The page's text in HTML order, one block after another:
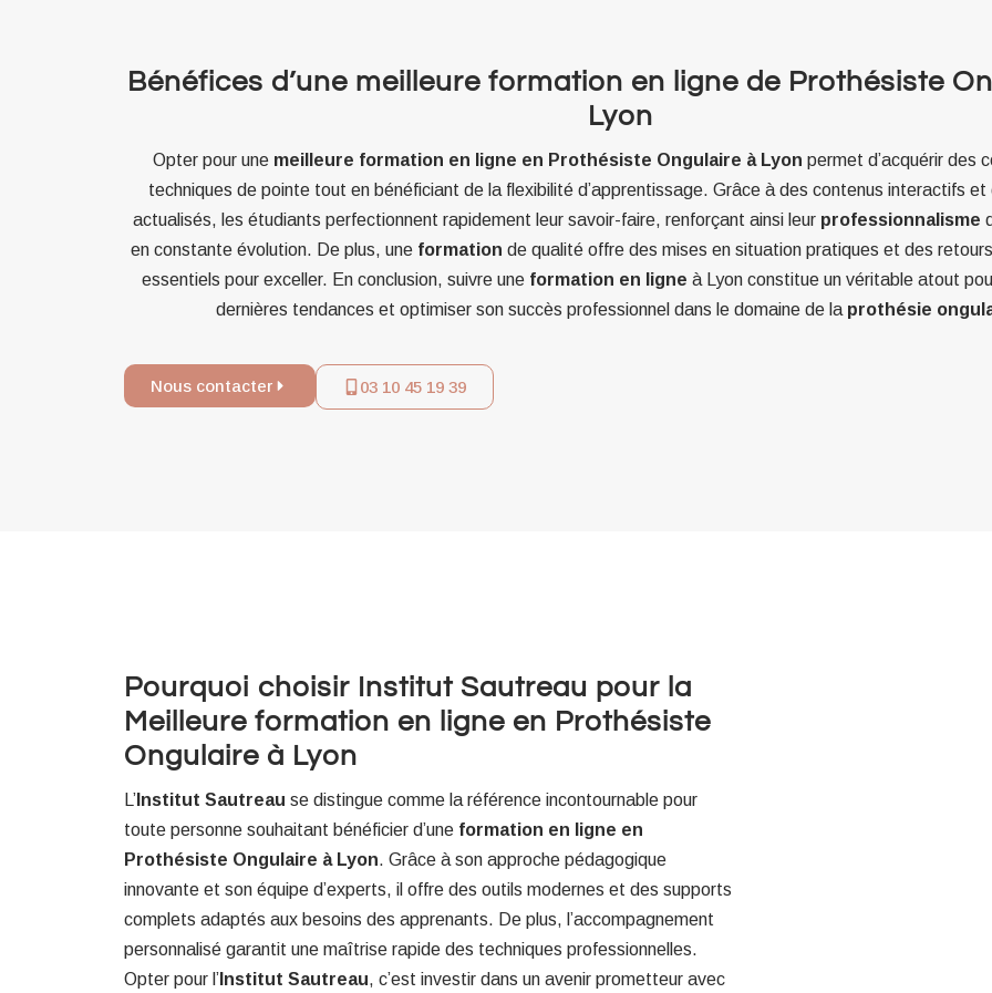
Bénéfices d’une meilleure formation en ligne de Prothésiste
Lyon
Opter pour une meilleure formation en ligne en Prothésiste Ongulaire à Lyon permet d’acquérir des
techniques de pointe tout en bénéficiant de la flexibilité d’apprentissage. Grâce à des contenus interactifs
actualisés, les étudiants perfectionnent rapidement leur savoir-faire, renforçant ainsi leur professionnalisme
en constante évolution. De plus, une formation de qualité offre des mises en situation pratiques et des
essentiels pour exceller. En conclusion, suivre une formation en ligne à Lyon constitue un véritable atout
dernières tendances et optimiser son succès professionnel dans le domaine de la prothésie
Nous contacter 03 10 45 19 39
Pourquoi choisir Institut Sautreau pour la
Meilleure formation en ligne en Prothésiste
Ongulaire à Lyon
L’ Institut Sautreau se distingue comme la référence incontournable pour
toute personne souhaitant bénéficier d’une formation en ligne en
Prothésiste Ongulaire à Lyon. Grâce à son approche pédagogique
innovante et son équipe d’experts, il offre des outils modernes et des supports
complets adaptés aux besoins des apprenants. De plus, l’accompagnement
personnalisé garantit une maîtrise rapide des techniques professionnelles.
Opter pour l’ Institut Sautreau, c’est investir dans un avenir prometteur avec